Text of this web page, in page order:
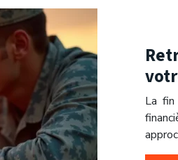
La fin